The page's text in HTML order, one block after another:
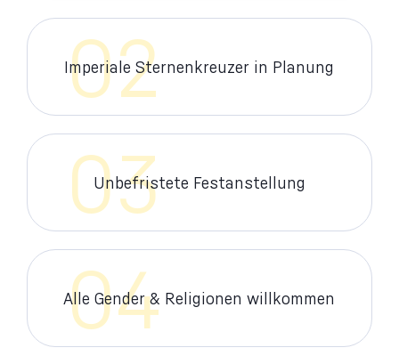
02
Imperiale Sternenkreuzer in Planung
03
Unbefristete Festanstellung
04
Alle Gender & Religionen willkommen